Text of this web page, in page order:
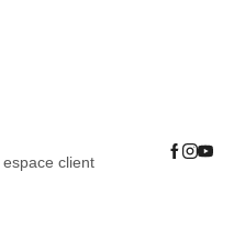
espace client